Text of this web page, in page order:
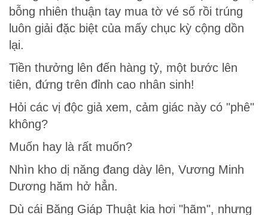
bỗng nhiên thuận tay mua tờ vé số rồi trúng
luôn giải đặc biệt của mấy chục kỳ cộng dồn
lại.
Tiền thưởng lên đến hàng tỷ, một bước lên
tiên, đứng trên đỉnh cao nhân sinh!
Hỏi các vị độc giả xem, cảm giác này có "phê"
không?
Muốn hay là rất muốn?
Nhìn kho dị năng đang dày lên, Vương Minh
Dương hăm hở hẳn.
Dù cái Băng Giáp Thuật kia hơi "hãm", nhưng